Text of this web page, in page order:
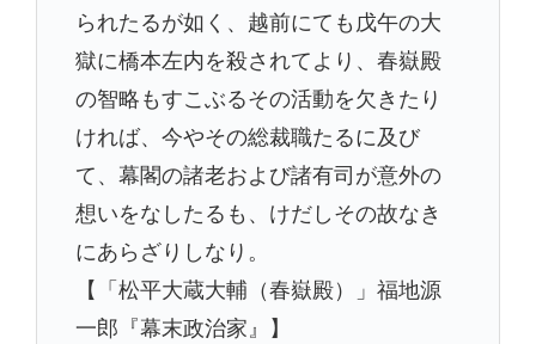
られたるが如く、越前にても戊午の大
獄に橋本左内を殺されてより、春嶽殿
の智略もすこぶるその活動を欠きたり
ければ、今やその総裁職たるに及び
て、幕閣の諸老および諸有司が意外の
想いをなしたるも、けだしその故なき
にあらざりしなり。
【「松平大蔵大輔（春嶽殿）」福地源
一郎『幕末政治家』】